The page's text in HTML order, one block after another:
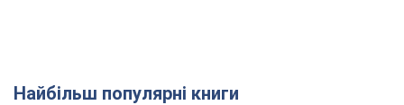
Найбільш популярні книги